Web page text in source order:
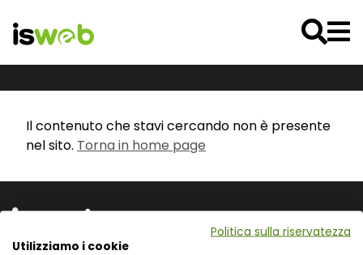
Il contenuto che stavi cercando non è presente
nel sito. Torna in home page
Politica sulla riservatezza
Utilizziamo i cookie